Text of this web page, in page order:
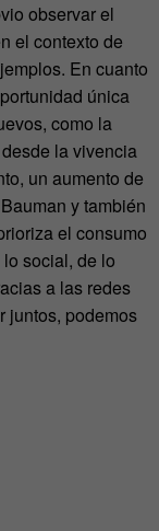
observar el
el contexto de
En cuanto
única
como la
la vivencia
un aumento de
y también
el consumo
social, de lo
a las redes
juntos, podemos